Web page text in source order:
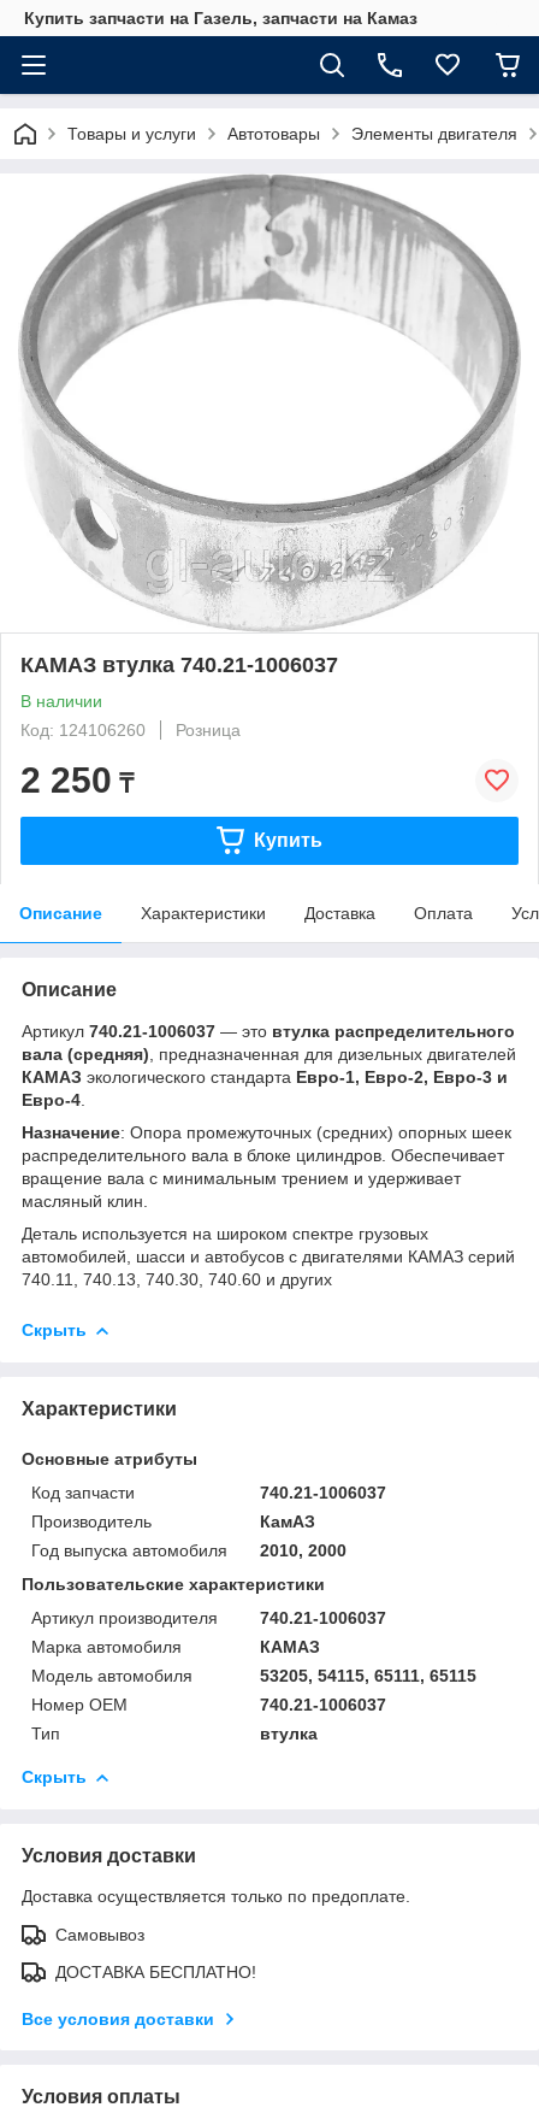
Купить запчасти на Газель, запчасти на Камаз
Товары и услуги Автотовары Элементы двигателя
КАМАЗ втулка 740.21-1006037
В наличии
Код: 124106260
Розница
2 250 ₸
Купить
Описание Характеристики Доставка Оплата
Описание
Артикул 740.21-1006037 — это втулка распределительного
вала (средняя) , предназначенная для дизельных двигателей
КАМАЗ экологического стандарта Евро-1, Евро-2, Евро-3 и
Евро-4
Назначение: Опора промежуточных (средних) опорных шеек
распределительного вала в блоке цилиндров. Обеспечивает
вращение вала с минимальным трением и удерживает
масляный клин.
Деталь используется на широком спектре грузовых
автомобилей, шасси и автобусов с двигателями КАМАЗ серий
740.11, 740.13, 740.30, 740.60 и других
Скрыть
Характеристики
Основные атрибуты
Код запчасти
740.21-1006037
Производитель
КамАЗ
Год выпуска автомобиля
2010, 2000
Пользовательские характеристики
Артикул производителя
740.21-1006037
Марка автомобиля
КАМАЗ
Модель автомобиля
53205, 54115, 65111, 65115
Номер OEM
740.21-1006037
Тип
втулка
Скрыть
Условия доставки
Доставка осуществляется только по предоплате.
Самовывоз
ДОСТАВКА БЕСПЛАТНО!
Все условия доставки
Условия оплаты